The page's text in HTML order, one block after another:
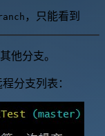
，只能看到
他分支。
分支列表：